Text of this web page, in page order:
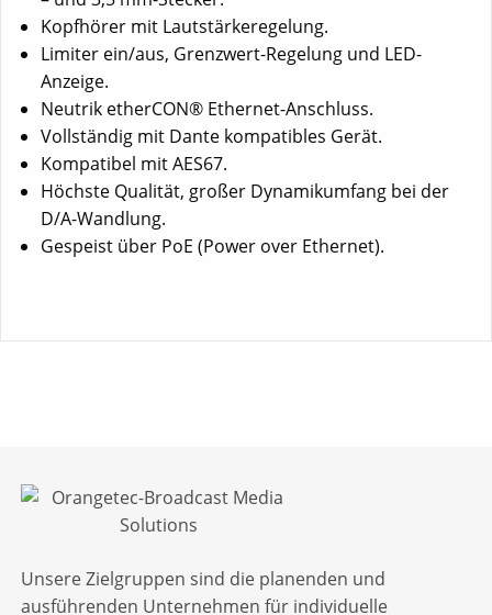
Kopfhörer mit Lautstärkeregelung.
Limiter ein/aus, Grenzwert-Regelung und LED-
Anzeige.
Neutrik etherCON® Ethernet-Anschluss.
Vollständig mit Dante kompatibles Gerät.
Kompatibel mit AES67.
Höchste Qualität, großer Dynamikumfang bei der
D/A-Wandlung.
Gespeist über PoE (Power over Ethernet).
Unsere Zielgruppen sind die planenden und
ausführenden Unternehmen für individuelle